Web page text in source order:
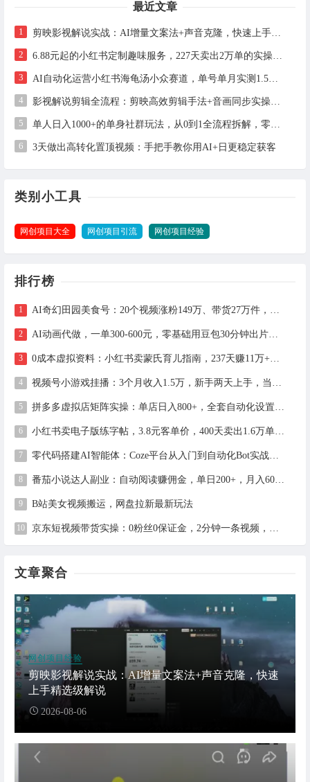
最近文章
1 剪映影视解说实战：AI增量文案法+声音克隆，快速上手精选级解说
2 6.88元起的小红书定制趣味服务，227天卖出2万单的实操拆解
3 AI自动化运营小红书海龟汤小众赛道，单号单月实测1.5w+，多账号矩阵操作全解析
4 影视解说剪辑全流程：剪映高效剪辑手法+音画同步实操指南
5 单人日入1000+的单身社群玩法，从0到1全流程拆解，零基础也能照做
6 3天做出高转化置顶视频：手把手教你用AI+日更稳定获客
类别小工具
网创项目大全 网创项目引流 网创项目经验
排行榜
B站美女视频搬运，网盘拉新最新玩法
文章聚合
网创项目经验
剪映影视解说实战：AI增量文案法+声音克隆，快速
上手精选级解说
2026-08-06